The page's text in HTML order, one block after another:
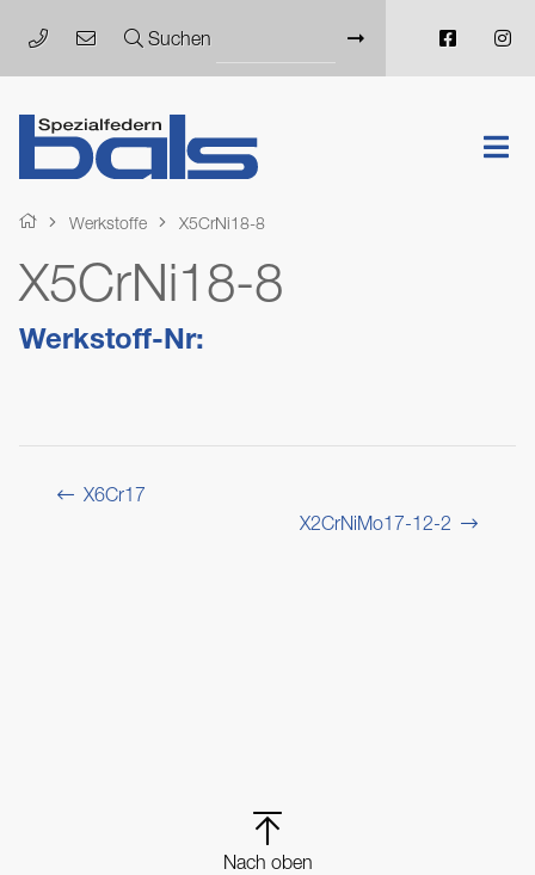
Suchen
Werkstoffe X5CrNi18-8
X5CrNi18-8
Werkstoff-Nr:
X6Cr17
X2CrNiMo17-12-2
Nach oben